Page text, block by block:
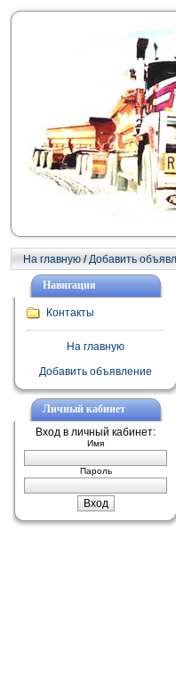
На главную /Добавить
Навигация
Контакты
На главную
Добавить объявление
Личный кабинет
Вход в личный кабинет:
Имя
Пароль